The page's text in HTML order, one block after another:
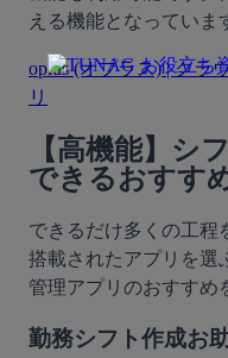
える機能となっていま
oplus (オプラス) | クラ
リ
【高機能】シ
できるおすす
できるだけ多くの工程
搭載されたアプリを選
管理アプリのおすすめ
勤務シフト作成お